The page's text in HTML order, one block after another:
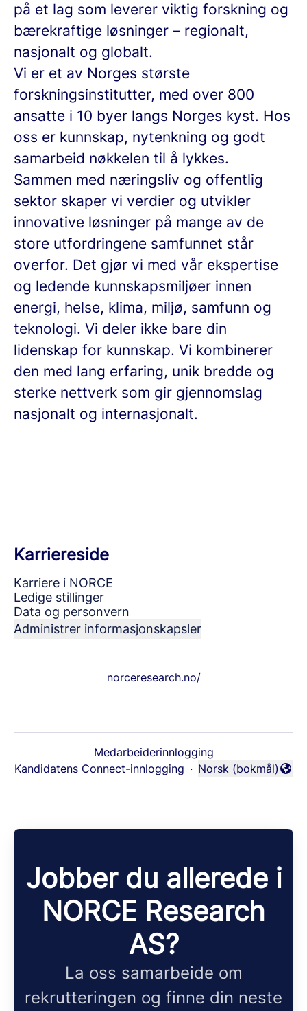
på et lag som leverer viktig forskning og
bærekraftige løsninger – regionalt,
nasjonalt og globalt.
Vi er et av Norges største
forskningsinstitutter, med over 800
ansatte i 10 byer langs Norges kyst. Hos
oss er kunnskap, nytenkning og godt
samarbeid nøkkelen til å lykkes.
Sammen med næringsliv og offentlig
sektor skaper vi verdier og utvikler
innovative løsninger på mange av de
store utfordringene samfunnet står
overfor. Det gjør vi med vår ekspertise
og ledende kunnskapsmiljøer innen
energi, helse, klima, miljø, samfunn og
teknologi. Vi deler ikke bare din
lidenskap for kunnskap. Vi kombinerer
den med lang erfaring, unik bredde og
sterke nettverk som gir gjennomslag
nasjonalt og internasjonalt.
Karriereside
Karriere i NORCE
Ledige stillinger
Data og personvern
Administrer informasjonskapsler
norceresearch.no/
Medarbeiderinnlogging
Kandidatens Connect-innlogging ·
Endre språk
Norsk (bokmål)
Jobber du allerede i
NORCE Research
AS?
La oss samarbeide om
rekrutteringen og finne din neste